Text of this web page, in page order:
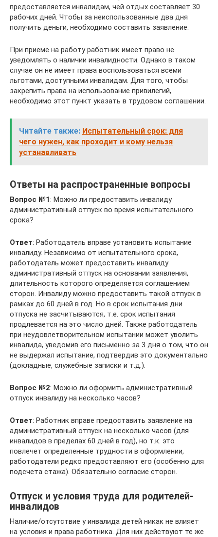
предоставляется инвалидам, чей отдых составляет 30
рабочих дней. Чтобы за неиспользованные два дня
получить деньги, необходимо составить заявление.
При приеме на работу работник имеет право не
уведомлять о наличии инвалидности. Однако в таком
случае он не имеет права воспользоваться всеми
льготами, доступными инвалидам. Для того, чтобы
закрепить права на использование привилегий,
необходимо этот пункт указать в трудовом соглашении.
Читайте также: Испытательный срок: для
чего нужен, как проходит и кому нельзя
устанавливать
Ответы на распространенные вопросы
Вопрос №1: Можно ли предоставить инвалиду
административный отпуск во время испытательного
срока?
Ответ: Работодатель вправе установить испытание
инвалиду. Независимо от испытательного срока,
работодатель может предоставить инвалиду
административный отпуск на основании заявления,
длительность которого определяется соглашением
сторон. Инвалиду можно предоставить такой отпуск в
рамках до 60 дней в год. Но в срок испытания дни
отпуска не засчитываются, т.е. срок испытания
продлевается на это число дней. Также работодатель
при неудовлетворительном испытании может уволить
инвалида, уведомив его письменно за 3 дня о том, что он
не выдержал испытание, подтвердив это документально
(докладные, служебные записки и т.д.).
Вопрос №2: Можно ли оформить административный
отпуск инвалиду на несколько часов?
Ответ: Работник вправе предоставить заявление на
административный отпуск на несколько часов (для
инвалидов в пределах 60 дней в год), но т.к. это
повлечет определенные трудности в оформлении,
работодатели редко предоставляют его (особенно для
подсчета стажа). Обязательно согласие сторон.
Отпуск и условия труда для родителей-
инвалидов
Наличие/отсутствие у инвалида детей никак не влияет
на условия и права работника. Для них действуют те же